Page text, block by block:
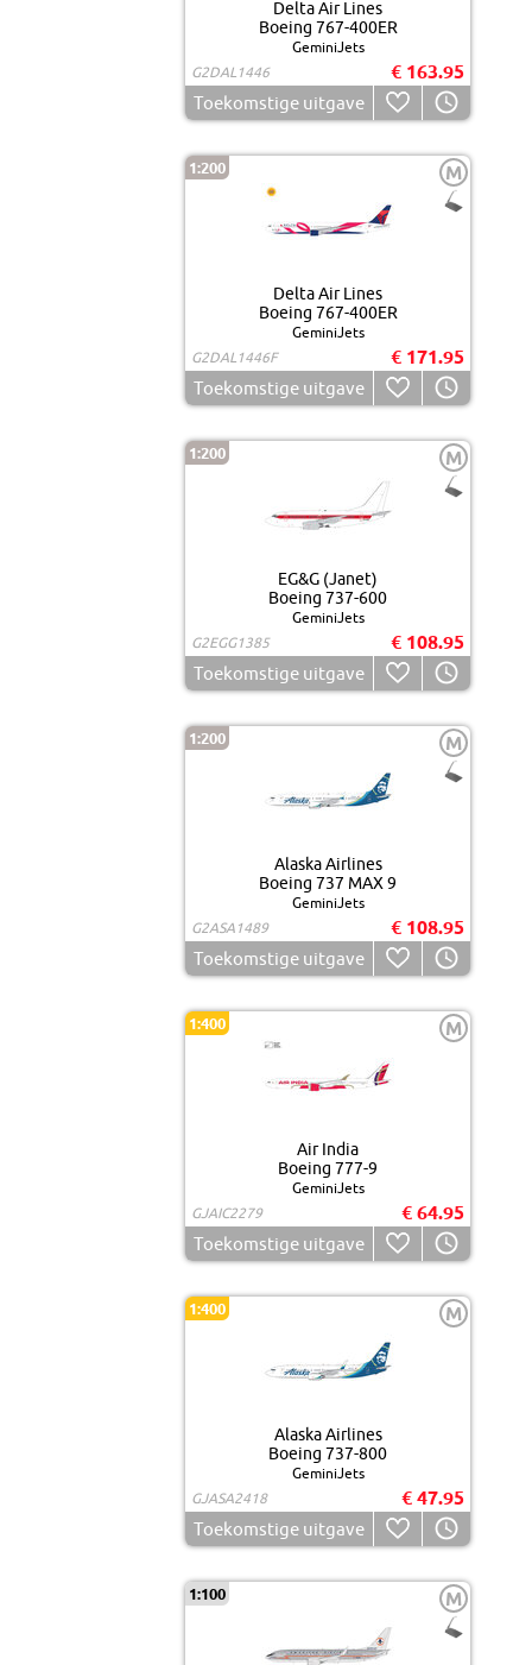
Delta Air Lines
Boeing 767-400ER
GeminiJets
G2DAL1446
€ 163.95
Toekomstige uitgave
1:200 M
Delta Air Lines
Boeing 767-400ER
GeminiJets
G2DAL1446F
€ 171.95
Toekomstige uitgave
1:200 M
EG&G (Janet)
Boeing 737-600
GeminiJets
G2EGG1385
€ 108.95
Toekomstige uitgave
1:200 M
Alaska Airlines
Boeing 737 MAX 9
GeminiJets
G2ASA1489
€ 108.95
Toekomstige uitgave
1:400 M
Air India
Boeing 777-9
GeminiJets
GJAIC2279
€ 64.95
Toekomstige uitgave
1:400 M
Alaska Airlines
Boeing 737-800
GeminiJets
GJASA2418
€ 47.95
Toekomstige uitgave
1:100 M